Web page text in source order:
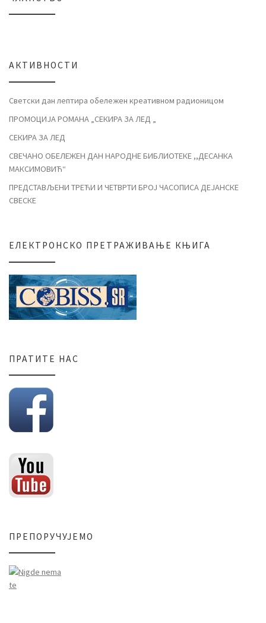
АКТИВНОСТИ
Светски дан лептира обележен креативном радионицом
ПРОМОЦИЈА РОМАНА „СЕКИРА ЗА ЛЕД „
СЕКИРА ЗА ЛЕД
СВЕЧАНО ОБЕЛЕЖЕН ДАН НАРОДНЕ БИБЛИОТЕКЕ ,,ДЕСАНКА
МАКСИМОВИЋ“
ПРЕДСТАВЉЕНИ ТРЕЋИ И ЧЕТВРТИ БРОЈ ЧАСОПИСА ДЕЈАНСКЕ
СВЕСКЕ
ЕЛЕКТРОНСКО ПРЕТРАЖИВАЊЕ КЊИГА
ПРАТИТЕ НАС
ПРЕПОРУЧУЈЕМО